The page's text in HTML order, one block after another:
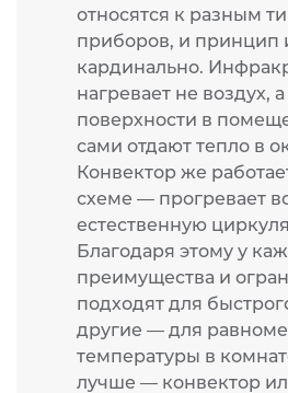
относятся к разным
приборов, и принцип
кардинально.
нагревает не воздух,
поверхности в
сами отдают тепло в
Конвектор же
схеме — прогревает
естественную
Благодаря этому у
преимущества и
подходят для
другие — для
температуры в
лучше — конвектор